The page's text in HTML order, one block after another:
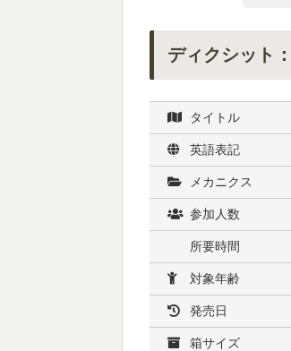
ディクシット
タイトル
英語表記
メカニクス
参加人数
所要時間
対象年齢
発売日
箱サイズ